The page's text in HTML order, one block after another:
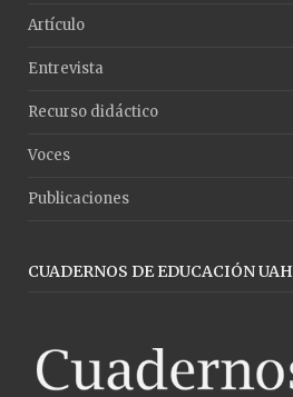
Artículo
Entrevista
Recurso didáctico
Voces
Publicaciones
CUADERNOS DE EDUCACIÓN UAH